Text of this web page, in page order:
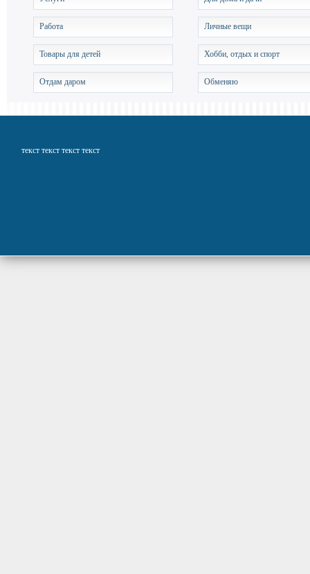
Работа Личные вещи
Товары для детей Хобби, отдых и спорт
Отдам даром Обменяю
текст текст текст текст